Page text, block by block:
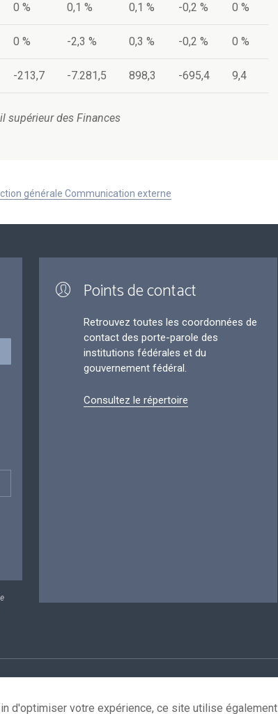
0 % 0,1 % 0,1 % -0,2 % 0 %
0 % -2,3 % 0,3 % -0,2 % 0 %
-213,7 -7.281,5 898,3 -695,4 9,4
supérieur des Finances
générale Communication externe
Points de contact
Retrouvez toutes les coordonnées de
contact des porte-parole des
institutions fédérales et du
gouvernement fédéral.
Consultez le répertoire
d'optimiser votre expérience, ce site utilise également